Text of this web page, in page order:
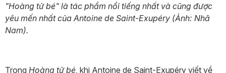
"Hoàng tử bé" là tác phẩm nổi tiếng nhất và cũng được
yêu mến nhất của Antoine de Saint-Exupéry (Ảnh: Nhã
Nam).
Trong Hoàng tử bé , khi Antoine de Saint-Exupéry viết về